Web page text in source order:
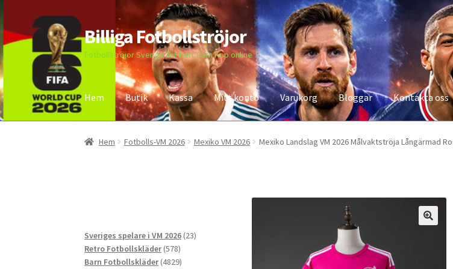
Hoppa
till
navigering
Hoppa
till
innehåll
Billiga Fotbollströjor
Fotbollströjor Sverige för Herr Barn Köp online
Hem Butik Kassa Mitt konto Varukorg Bloggar Kontakta oss
Hem Bloggar Butik Kassa Kontakta oss Mitt konto Storleksguiden Varukorg
Hem Fotbolls-VM 2026 Mexiko VM 2026 Mexiko Landslag VM 2026 Målvaktströja Långärmad
Sveriges spelare i VM 2026 2323
Retro Fotbollskläder 578578
produkter
Barn Fotbollskläder 48294829